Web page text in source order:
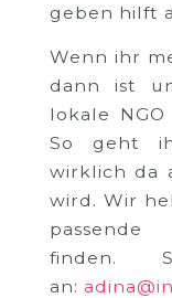
geben hilft
Wenn ihr
dann ist
lokale
So geht
wirklich da
wird. Wir
finden.
an: